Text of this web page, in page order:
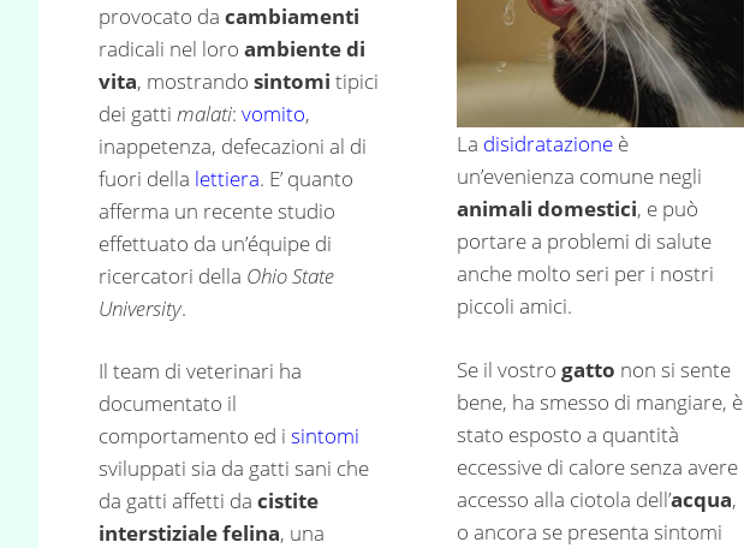
provocato da cambiamenti
radicali nel loro ambiente di
vita, mostrando sintomi tipici
dei gatti malati: vomito,
inappetenza, defecazioni al di
fuori della lettiera. E’ quanto
afferma un recente studio
effettuato da un’équipe di
ricercatori della Ohio State
University.
Il team di veterinari ha
documentato il
comportamento ed i sintomi
sviluppati sia da gatti sani che
da gatti affetti da cistite
interstiziale felina, una
La disidratazione è
un’evenienza comune negli
animali domestici, e può
portare a problemi di salute
anche molto seri per i nostri
piccoli amici.
Se il vostrogatto non si sente
bene, ha smesso di mangiare, è
stato esposto a quantità
eccessive di calore senza avere
accesso alla ciotola dell’acqua,
o ancora se presenta sintomi